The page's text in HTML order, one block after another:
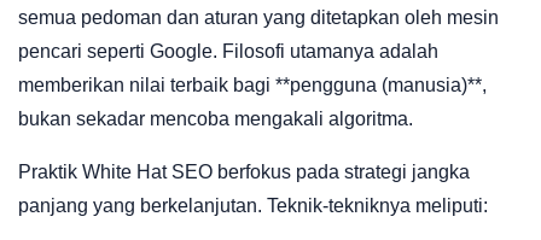
semua pedoman dan aturan yang ditetapkan oleh mesin
pencari seperti Google. Filosofi utamanya adalah
memberikan nilai terbaik bagi **pengguna (manusia)**,
bukan sekadar mencoba mengakali algoritma.
Praktik White Hat SEO berfokus pada strategi jangka
panjang yang berkelanjutan. Teknik-tekniknya meliputi: